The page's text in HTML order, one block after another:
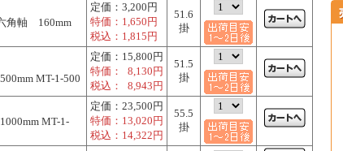
角軸 160mm
定価： 3,200円
特価： 1,650円
税込： 1,815円
51.6
掛
MT-1-500
定価： 15,800円
特価：
8,130円
税込：
8,943円
51.5
掛
MT-1-
定価： 23,500円
特価： 13,020円
税込： 14,322円
55.5
掛